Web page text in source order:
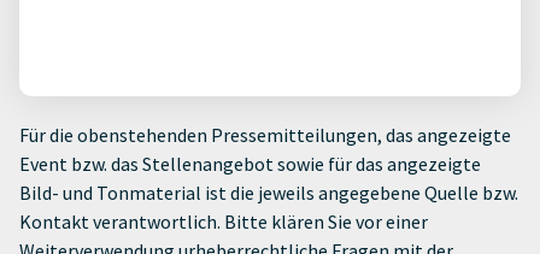
Für die obenstehenden Pressemitteilungen, das angezeigte
Event bzw. das Stellenangebot sowie für das angezeigte
Bild- und Tonmaterial ist die jeweils angegebene Quelle bzw.
Kontakt verantwortlich. Bitte klären Sie vor einer